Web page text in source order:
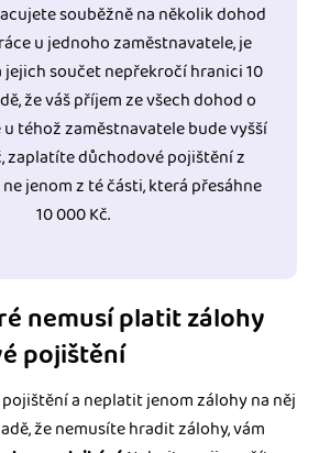
souběžně na několik dohod
u jednoho zaměstnavatele, je
součet nepřekročí hranici 10
že váš příjem ze všech dohod o
téhož zaměstnavatele bude vyšší
zaplatíte důchodové pojištění z
jenom z té části, která přesáhne
10 000 Kč.
nemusí platit zálohy
pojištění
a neplatit jenom zálohy na něj
že nemusíte hradit zálohy, vám